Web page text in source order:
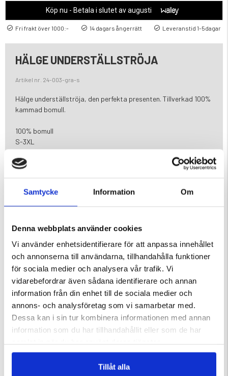
Samtycke Information Om
Denna webbplats använder cookies
Vi använder enhetsidentifierare för att anpassa innehållet
och annonserna till användarna, tillhandahålla funktioner
för sociala medier och analysera vår trafik. Vi
vidarebefordrar även sådana identifierare och annan
information från din enhet till de sociala medier och
annons- och analysföretag som vi samarbetar med.
Dessa kan i sin tur kombinera informationen med annan
information som du har tillhandahållit eller som de har
Tillåt alla
Köp nu - Betala i slutet av augusti
Fri frakt över 1000:- 14 dagars ångerrätt Leveranstid 1-5dagar
HÄLGE UNDERSTÄLLSTRÖJA
Artikel nr. 24-003-gra-s
Hälge underställströja, den perfekta presenten. Tillverkad 100%
kammad bomull.
100% bomull
S-3XL
Finns i färgera grön och grå.
DU KANSKE OCKSÅ ÄR INTRESSERAD AV